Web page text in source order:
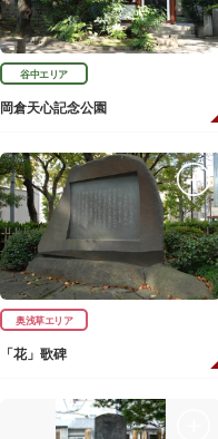
谷中エリア
岡倉天心記念公園
奥浅草エリア
「花」歌碑